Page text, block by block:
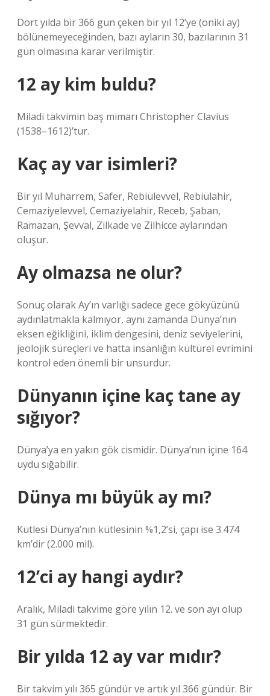
Dört yılda bir 366 gün çeken bir yıl 12’ye (oniki ay)
bölünemeyeceğinden, bazı ayların 30, bazılarının 31
gün olmasına karar verilmiştir.
12 ay kim buldu?
Miladi takvimin baş mimarı Christopher Clavius ​​​​​​​​
(1538–1612)’tur.
Kaç ay var isimleri?
Bir yıl Muharrem, Safer, Rebiülevvel, Rebiülahir,
Cemaziyelevvel, Cemaziyelahir, Receb, Şaban,
Ramazan, Şevval, Zilkade ve Zilhicce aylarından
oluşur.
Ay olmazsa ne olur?
Sonuç olarak Ay’ın varlığı sadece gece gökyüzünü
aydınlatmakla kalmıyor, aynı zamanda Dünya’nın
eksen eğikliğini, iklim dengesini, deniz seviyelerini,
jeolojik süreçleri ve hatta insanlığın kültürel evrimini
kontrol eden önemli bir unsurdur.
Dünyanın içine kaç tane ay
sığıyor?
Dünya’ya en yakın gök cismidir. Dünya’nın içine 164
uydu sığabilir.
Dünya mı büyük ay mı?
Kütlesi Dünya’nın kütlesinin %1,2’si, çapı ise 3.474
km’dir (2.000 mil).
12’ci ay hangi aydır?
Aralık, Miladi takvime göre yılın 12. ve son ayı olup
31 gün sürmektedir.
Bir yılda 12 ay var mıdır?
Bir takvim yılı 365 gündür ve artık yıl 366 gündür. Bir